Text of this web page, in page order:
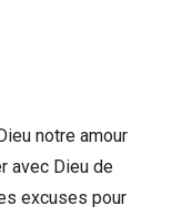
notre amour
avec Dieu de
excuses pour